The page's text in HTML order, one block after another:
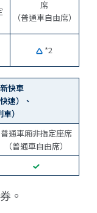
席
（普通車自由席）
*2
快車
速）、
）
普通車廂非指定座席
（普通車自由席）
。